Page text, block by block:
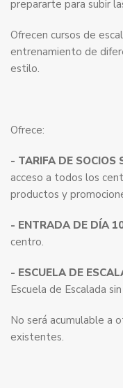
prepararte para subir
Ofrecen cursos de
entrenamiento de
estilo.
Ofrece:
- TARIFA DE SOCIOS
acceso a todos los
productos y
- ENTRADA DE DÍA
centro.
- ESCUELA DE
Escuela de Escalada
No será acumulable a
existentes.